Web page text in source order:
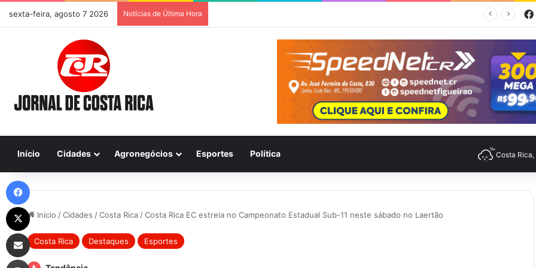
sexta-feira, agosto 7 2026 Notícias de Última Hora
Início Cidades Agronegócios Esportes Política Costa Rica,
Início /Cidades /Costa Rica /Costa Rica EC estreia no Campeonato Estadual Sub-11 neste sábado no Laertão
Costa Rica Destaques Esportes
Compartilhar via e-mail